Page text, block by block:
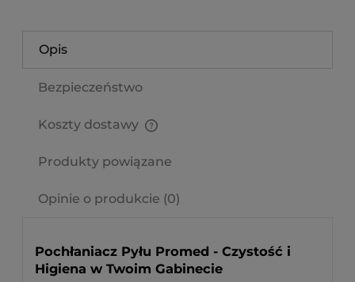
Opis
Bezpieczeństwo
Koszty dostawy
Produkty powiązane
Opinie o produkcie (0)
Pochłaniacz Pyłu Promed - Czystość i
Higiena w Twoim Gabinecie